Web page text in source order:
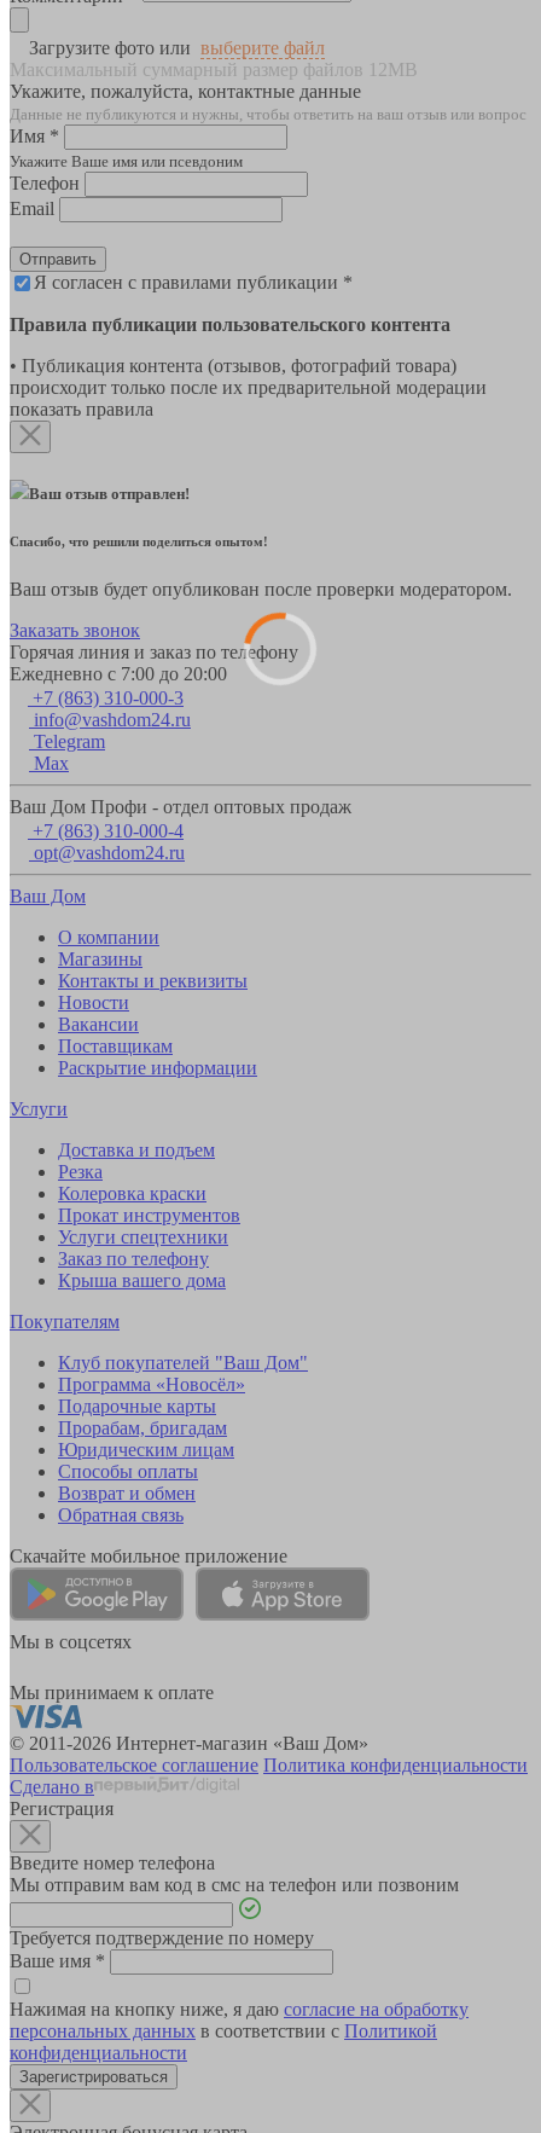
Загрузите фото или выберите файл
Максимальный суммарный размер файлов 12MB
Укажите, пожалуйста, контактные данные
Данные не публикуются и нужны, чтобы ответить на ваш отзыв или вопрос
Имя *
Укажите Ваше имя или псевдоним
Телефон
Email
Отправить
Я согласен с правилами публикации *
Правила публикации пользовательского контента
• Публикация контента (отзывов, фотографий товара)
происходит только после их предварительной модерации
показать правила
Ваш отзыв отправлен!
Спасибо, что решили поделиться опытом!
Ваш отзыв будет опубликован после проверки модератором.
Заказать звонок
Горячая линия и заказ по телефону
Ежедневно с 7:00 до 20:00
+7 (863) 310-000-3
info@vashdom24.ru
Telegram
Max
Ваш Дом Профи - отдел оптовых продаж
+7 (863) 310-000-4
opt@vashdom24.ru
Ваш Дом
О компании
Магазины
Контакты и реквизиты
Новости
Вакансии
Поставщикам
Раскрытие информации
Услуги
Доставка и подъем
Резка
Колеровка краски
Прокат инструментов
Услуги спецтехники
Заказ по телефону
Крыша вашего дома
Покупателям
Клуб покупателей "Ваш Дом"
Программа «Новосёл»
Подарочные карты
Прорабам, бригадам
Юридическим лицам
Способы оплаты
Возврат и обмен
Обратная связь
Скачайте мобильное приложение
Мы в соцсетях
Мы принимаем к оплате
© 2011-2026 Интернет-магазин «Ваш Дом»
Пользовательское соглашение Политика конфиденциальности
Сделано в
Регистрация
Введите номер телефона
Мы отправим вам код в смс на телефон или позвоним
Требуется подтверждение по номеру
Ваше имя *
Нажимая на кнопку ниже, я даю согласие на обработку
персональных данных в соответствии с Политикой
конфиденциальности
Зарегистрироваться